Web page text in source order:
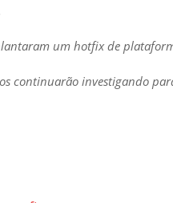
um hotfix de
continuarão investigando